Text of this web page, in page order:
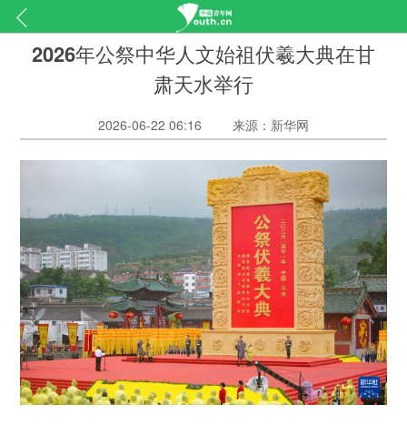
2026年公祭中华人文始祖伏羲大典在甘
肃天水举行
2026-06-22 06:16 来源：新华网